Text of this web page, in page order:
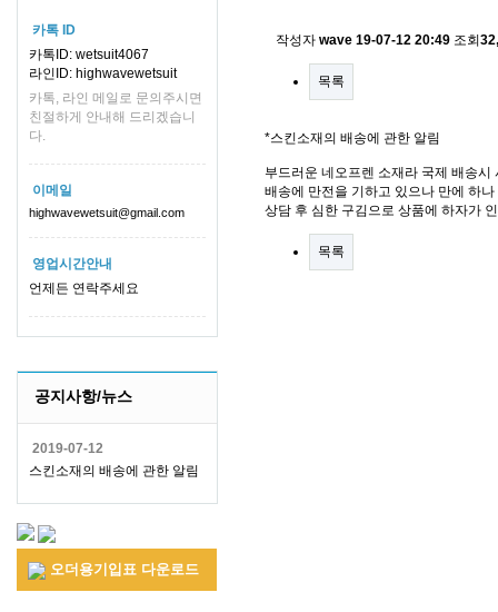
카톡 ID
카톡ID: wetsuit4067
라인ID: highwavewetsuit
카톡, 라인 메일로 문의주시면
친절하게 안내해 드리겠습니
다.
이메일
highwavewetsuit@gmail.com
영업시간안내
언제든 연락주세요
공지사항/뉴스
2019-07-12
스킨소재의 배송에 관한 알림
오더용기입표 다운로드
작성자 wave 19-07-12 20:49 조회
목록
*스킨소재의 배송에 관한 알림
부드러운 네오프렌 소재라 국제 배송
배송에 만전을 기하고 있으나 만에 하
상담 후 심한 구김으로 상품에 하자가
목록